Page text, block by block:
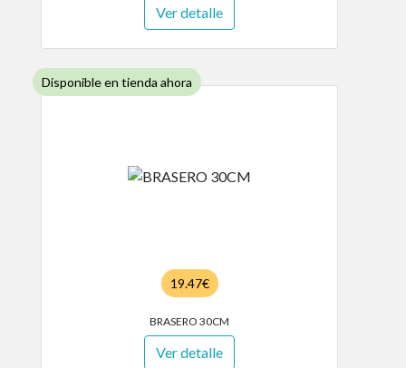
Ver detalle
Disponible en tienda ahora
19.47€
BRASERO 30CM
Ver detalle